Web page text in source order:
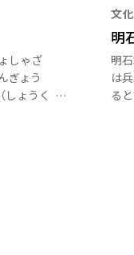
しゃざ
ぎょう
しょうく
文化
明
明
は
る